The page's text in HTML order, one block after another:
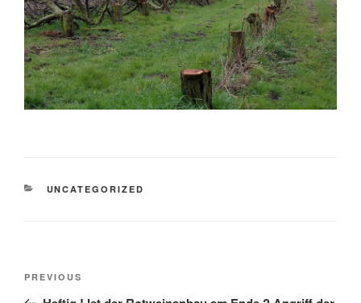
CATEGORIES
UNCATEGORIZED
Post
Previous
Post
PREVIOUS